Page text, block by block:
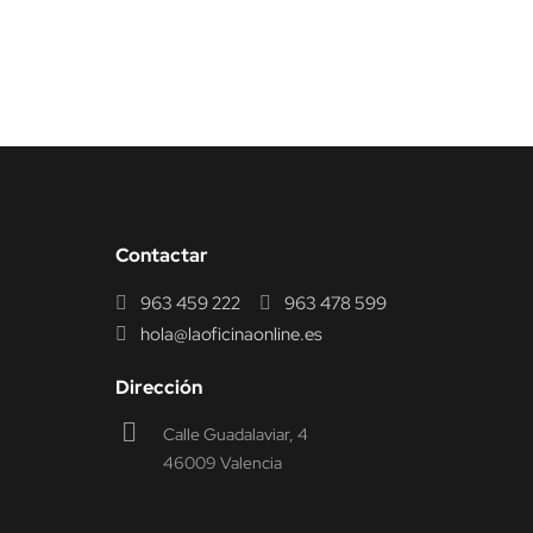
Contactar
963 459 222
963 478 599
hola@laoficinaonline.es
Dirección
Calle Guadalaviar, 4
46009 Valencia